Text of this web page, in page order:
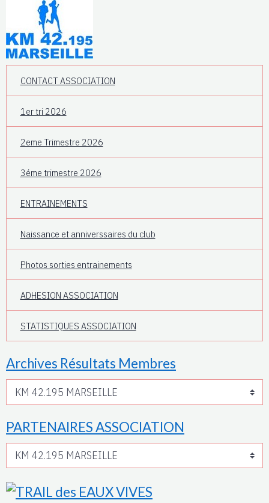
CONTACT ASSOCIATION
1er tri 2026
2eme Trimestre 2026
3éme trimestre 2026
ENTRAINEMENTS
Naissance et anniverssaires du club
Photos sorties entrainements
ADHESION ASSOCIATION
STATISTIQUES ASSOCIATION
Archives Résultats Membres
PARTENAIRES ASSOCIATION